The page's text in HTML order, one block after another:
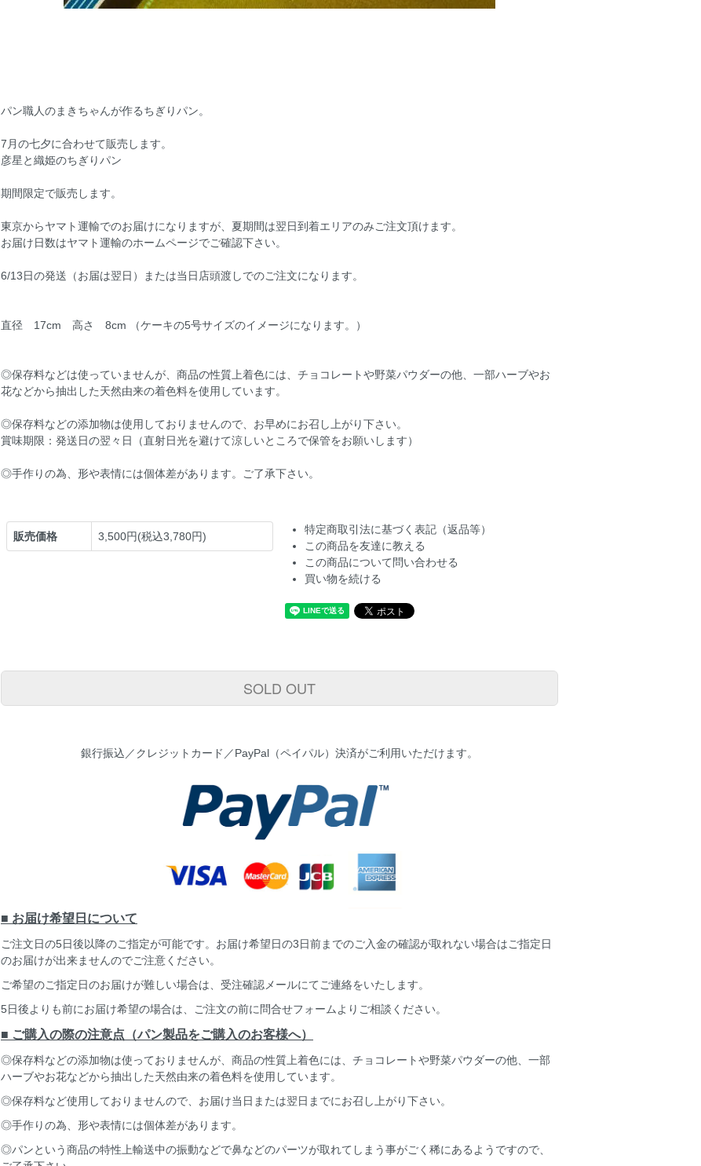
パン職人のまきちゃんが作るちぎりパン。
7月の七夕に合わせて販売します。
彦星と織姫のちぎりパン
期間限定で販売します。
東京からヤマト運輸でのお届けになりますが、夏期間は翌日到着エリアのみご注文頂けます。
お届け日数はヤマト運輸のホームページでご確認下さい。
6/13日の発送（お届は翌日）または当日店頭渡しでのご注文になります。
直径 17cm 高さ 8cm （ケーキの5号サイズのイメージになります。）
◎保存料などは使っていませんが、商品の性質上着色には、チョコレートや野菜パウダーの他、一部ハーブやお
花などから抽出した天然由来の着色料を使用しています。
◎保存料などの添加物は使用しておりませんので、お早めにお召し上がり下さい。
賞味期限：発送日の翌々日（直射日光を避けて涼しいところで保管をお願いします）
◎手作りの為、形や表情には個体差があります。ご了承下さい。
販売価格 3,500円(税込3,780円)
特定商取引法に基づく表記（返品等）
この商品を友達に教える
この商品について問い合わせる
買い物を続ける
SOLD OUT
銀行振込／クレジットカード／PayPal（ペイパル）決済がご利用いただけます。
■ お届け希望日について
ご注文日の5日後以降のご指定が可能です。お届け希望日の3日前までのご入金の確認が取れない場合はご指定日
のお届けが出来ませんのでご注意ください。
ご希望のご指定日のお届けが難しい場合は、受注確認メールにてご連絡をいたします。
5日後よりも前にお届け希望の場合は、ご注文の前に問合せフォームよりご相談ください。
■ ご購入の際の注意点（パン製品をご購入のお客様へ）
◎保存料などの添加物は使っておりませんが、商品の性質上着色には、チョコレートや野菜パウダーの他、一部
ハーブやお花などから抽出した天然由来の着色料を使用しています。
◎保存料など使用しておりませんので、お届け当日または翌日までにお召し上がり下さい。
◎手作りの為、形や表情には個体差があります。
◎パンという商品の特性上輸送中の振動などで鼻などのパーツが取れてしまう事がごく稀にあるようですので、